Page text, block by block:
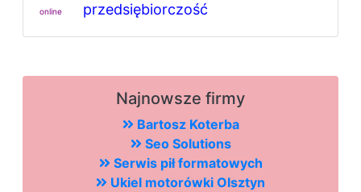
online przedsiębiorczość
Najnowsze firmy
Bartosz Koterba
Seo Solutions
Serwis pił formatowych
Ukiel motorówki Olsztyn